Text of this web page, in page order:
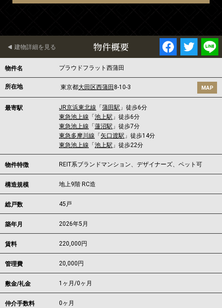
物件概要
建物詳細を見る
物件名 プラウドフラット西蒲田
所在地 東京都大田区西蒲田 8-10-3 MAP
最寄駅 JR京浜東北線 「蒲田駅 」徒歩6分
東急池上線 「池上駅 」徒歩6分
東急池上線 「蓮沼駅 」徒歩7分
東急多摩川線 「矢口渡駅 」徒歩14分
東急池上線 「池上駅 」徒歩22分
物件特徴 REIT系ブランドマンション、デザイナーズ、ペット可
構造規模 地上9階 RC造
総戸数 45戸
築年月 2026年5月
賃料 220,000 円
管理費 20,000円
敷金/礼金 1ヶ月/0ヶ月
仲介手数料 0ヶ月